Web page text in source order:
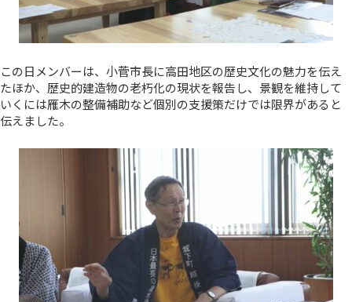
この日メンバーは、小菅市長に高田地区の歴史文化の魅力を伝え
たほか、歴史的建造物の老朽化の現状を報告し、景観を維持して
いくには雁木の整備補助など個別の支援策だけでは限界があると
伝えました。